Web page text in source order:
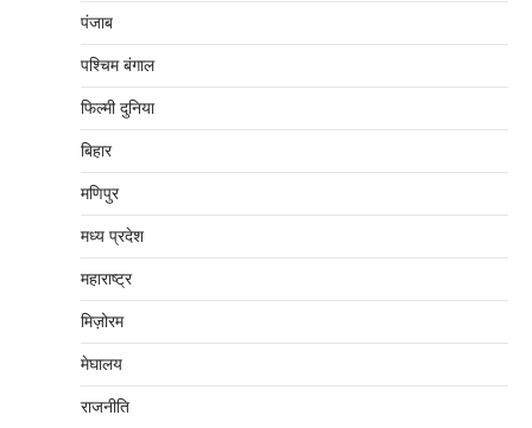
पंजाब
पश्चिम बंगाल
फिल्मी दुनिया
बिहार
मणिपुर
मध्‍य प्रदेश
महाराष्‍ट्र
मिज़ोरम
मेघालय
राजनीति